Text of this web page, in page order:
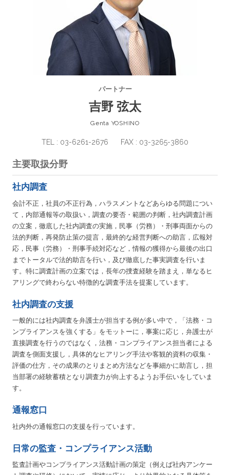
パートナー
吉野 弦太
Genta YOSHINO
TEL : 03-6261-2676 FAX : 03-3265-3860
主要取扱分野
社内調査
会計不正，社員の不正行為，ハラスメントなどあらゆる問題につい
て，内部通報等の取扱い，調査の要否・範囲の判断，社内調査計画
の立案，徹底した社内調査の実施，民事（労務）・刑事両面からの
法的判断，再発防止策の提言，最終的な経営判断への助言，広報対
応，民事（労務）・刑事手続対応など，情報の獲得から最後の出口
までトータルで法的助言を行い，及び徹底した事実調査を行いま
す。特に調査計画の立案では，長年の捜査経験を踏まえ，単なるヒ
アリングで終わらない特徴的な調査手法を提案しています。
社内調査の支援
一般的には社内調査を弁護士が担当する例が多い中で，「法務・コ
ンプライアンスを強くする」をモットーに，事案に応じ，弁護士が
直接調査を行うのではなく，法務・コンプライアンス担当者による
調査を側面支援し，具体的なヒアリング手法や客観的資料の収集・
評価の仕方，その成果のとりまとめ方法などを事細かに助言し，担
当部署の経験蓄積となり調査力が向上するようお手伝いをしていま
す。
通報窓口
社内外の通報窓口の支援を行っています。
日常の監査・コンプライアンス活動
監査計画やコンプライアンス活動計画の策定（例えば社内アンケー